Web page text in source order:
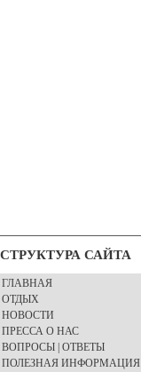
СТРУКТУРА САЙТА
ГЛАВНАЯ
ОТДЫХ
НОВОСТИ
ПРЕССА О НАС
ВОПРОСЫ | ОТВЕТЫ
ПОЛЕЗНАЯ ИНФОРМАЦИЯ